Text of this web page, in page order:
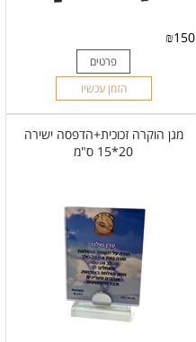
₪150
פרטים
הזמן עכשיו
מגן הוקרה זכוכית+הדפסה ישירה
20*15 ס"מ